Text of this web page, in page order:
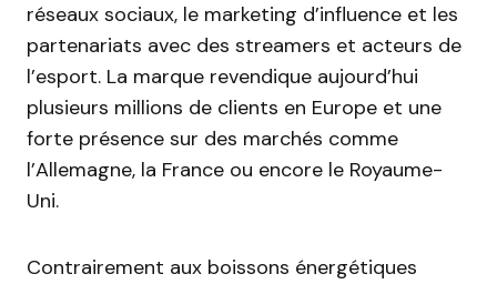
réseaux sociaux, le marketing d’influence et les
partenariats avec des streamers et acteurs de
l’esport. La marque revendique aujourd’hui
plusieurs millions de clients en Europe et une
forte présence sur des marchés comme
l’Allemagne, la France ou encore le Royaume-
Uni.
Contrairement aux boissons énergétiques